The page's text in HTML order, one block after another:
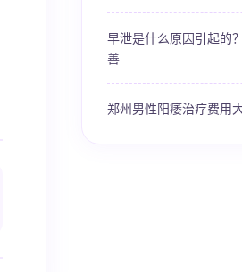
早泄是什么原因引起的
善
郑州男性阳痿治疗费用